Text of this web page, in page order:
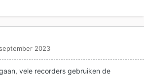
2023
vele recorders gebruiken de